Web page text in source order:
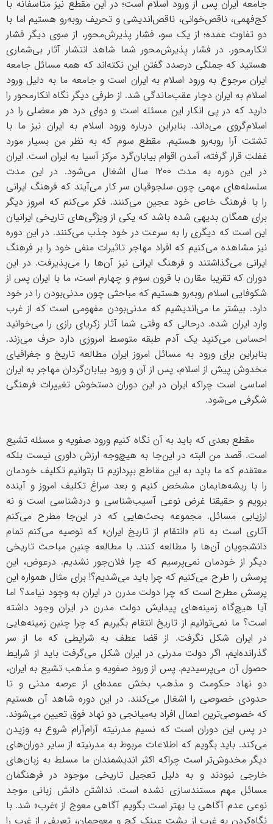
جامعه ایران پس از ورود اسلام است؛ در این مقطع نیز متاسفانه با
کج‌فهمی، ناقص‌خوانی، ناقص‌اندیشی و تحریف روبه‌رو هستیم اما با
دو تفاوت عمده؛ از یک سو، فشار پذیرش‌محور، از سوی دیگر فشار
انکارمحور. در فشار پذیرش‌محور شما شاهد انتشار آثار بی‌شماری
هستید که جملگی‌ درصدد گفتن این نکته‌اند که همه مسائل جامعه
ایران مرجوع به ورود اسلام به ایران است و جامعه ما به دلیل ورود
اسلام به ایران دچار عقب‌ماندگی شد. از طرفی دیگر نگاه انکارمحور را
دارید که در پی انکار این مسئله است و دوای درد هر معضلی را در
اسلام‌گروی می‌داند. بنابراین درباره ورود اسلام به ایران نیز ما با
تشتت آرا روبه‌رو هستیم. مقطع سوم که به نظر من بسیار مورد
غفلت قرار گرفته، آمدن اقوام بیابان‌گرد مرکز آسیا به ایران است. ایران
در این دوره به مدت ۱۲۰۰ سال اشغال می‌شود. در این مدت
سلسله‌های مهمی چون سلجوقیان سر کار می‌آیند که فرهنگ ایرانی
را با فرهنگ خاص خود عجین می‌کنند. فکر می‌کنم که امروز دیگر
برای همگان بدیهی شده باشد که یکی از ویژگی‌های تاریخی ایرانیان
این است که دیگری را به سرعت در خود جذب می‌کنند. در این دوره
نیز مشاهده می‌کنیم که افراد مهاجر تاثیرات منفی خود را بر فرهنگ
ایرانی می‌گذاشتند و فرهنگ ایرانی نیز آن‌ها را می‌پذیرفت. در این
دوران که تقریبا مقارن با قرون سوم و چهارم است، ما با ایران پس از
شکوفایی اسلام روبه‌رو هستیم که مباحثی چون مدنی‌بودن را در خود
دارد. بیشتر ما می‌اندیشیم که مدنی‌بودن مفهومی است که از غرب
وارد ایران شده. درحالی که وقتی شما آثار زکریای رازی را می‌خوانید
احساس می‌کنید یک آدم طبقه متوسط امروزی دارد حرف می‌زند.
بنابراین برای ورود به مسائل امروز ایران مطالعه تاریخ و جغرافیای
مخدوش پیش از اسلام، پس از آن و ورود بیابان‌گردان مهاجر به ایران
اساسی است چراکه ایران در این دوران دستخوش تغییرات فرهنگی
شگرفی می‌شود.
مقطع بعدی که باید به آن نگاه کنیم ورود صفویه و مسئله تشیع
است. قصد من البته در این‌جا به هیچ‌وجه ارزش داوری نیست بلکه
معتقدم که ما باید به این مقاطع بپردازیم تا بتوانیم تکلیف خودمان
را با ریشه‌هایمان مشخص کنیم و بعد سراغ تکلیف امروز و آینده
برویم و حقیقتا غرض نوعی آسیب‌شناسی و دردشناسی است و نه
ارزیابی مسائل. مجموعه بحث‌هایی که در این‌جا مطرح می‌کنم
آثاری است به نام «انتقام از تاریخ ایران» که توصیه می‌کنم تمام
دانشجویان آن‌ها را مطالعه کنند. با مطالعه چنین مباحث تاریخی
دیگر از خودمان نمی‌پرسیم که چرا فلان‌جور نشدیم. درعوض، این
پرسش را طرح می‌کنیم که چرا باید می‌شدیم؟! برای مثال همواره این
پرسش مطرح است که چرا دولت مدرن در ایران به وجود نیامد؟ اما
آیا هیچ‌گاه زمینه‌های پیدایش دولت مدرن در ایران وجود داشته
است؟ ما نمی‌توانیم از تاریخ انتقام بگیریم که چرا چنین زمینه‌هایی
در ایران شکل نگرفت. از قضا عطف به شرایطی که ما از سر
گذرانده‌ایم، اگر دولت مدرنی در ایران شکل می‌گرفت باید از شرایط
حصول آن می‌پرسیدیم. پس از ورود صفویه و مذهب تشیع به ایران،
دو نهاد حکومت و مذهب بخش عمده‌ای از عرصه مدنی و تا
حدودی خصوصی را اشغال می‌کنند. در این دوره شاهد آن هستیم
که خصوصی‌ترین اعمال افراد به‌میانجی دو نهاد فوق تعیین می‌شوند.
در پس این دوران است که نسیم مدرنیته آرام‌آرام شروع به وزیدن
می‌کند. باید بگویم که اطلاعات مربوط به مدرنیته از سایر دوران‌های
دیگر مخدوش‌تر است چراکه اکثر اندیشمندان ما مسلط به زبان‌های
خارجی نبودند و به دلیل تعجیل تاریخی موجود در فرهنگمان
مسائل مهم مستندسازی نشده است. نداشتن دانش زبانی موجد
نوعی عدم آگاهی یا بهتر است بگویم آگاهی معوج از «غرب» شد. با
نگاه‌کردن به غرب از پشت عینک کج و معوجمان، تعریفی از غرب را